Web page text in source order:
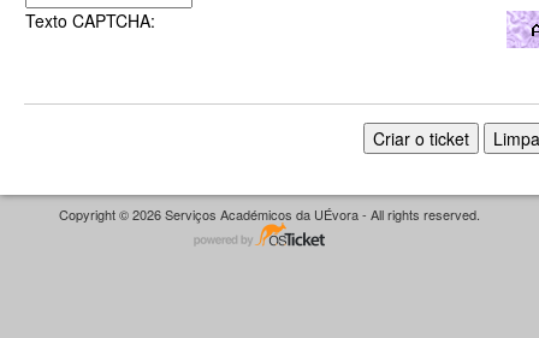
Texto CAPTCHA:
Copyright © 2026 Serviços Académicos da UÉvora - All rights reserved.